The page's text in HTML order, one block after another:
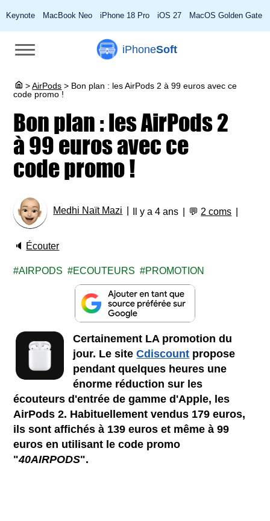
Keynote MacBook Neo iPhone 18 Pro iOS 27 MacOS Golden Gate
iPhoneSoft
> AirPods > Bon plan : les AirPods 2 à 99 euros avec ce
code promo !
Bon plan : les AirPods 2
à 99 euros avec ce
code promo !
Medhi Naït Mazi Il y a 4 ans 💬 2 coms
🔈 Écouter
AIRPODS ECOUTEURS PROMOTION
Certainement LA promotion du
jour. Le siteCdiscount propose
pendant quelques heures une
énorme réduction sur les
écouteurs d'entrée de gamme d'Apple, les
AirPods 2. Habituellement vendus 179 euros,
ils sont affichés à 139 euros et même à 99
euros en utilisant le code promo
"40AIRPODS".